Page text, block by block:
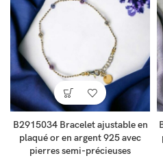
B2915034 Bracelet ajustable en
plaqué or en argent 925 avec
pierres semi-précieuses